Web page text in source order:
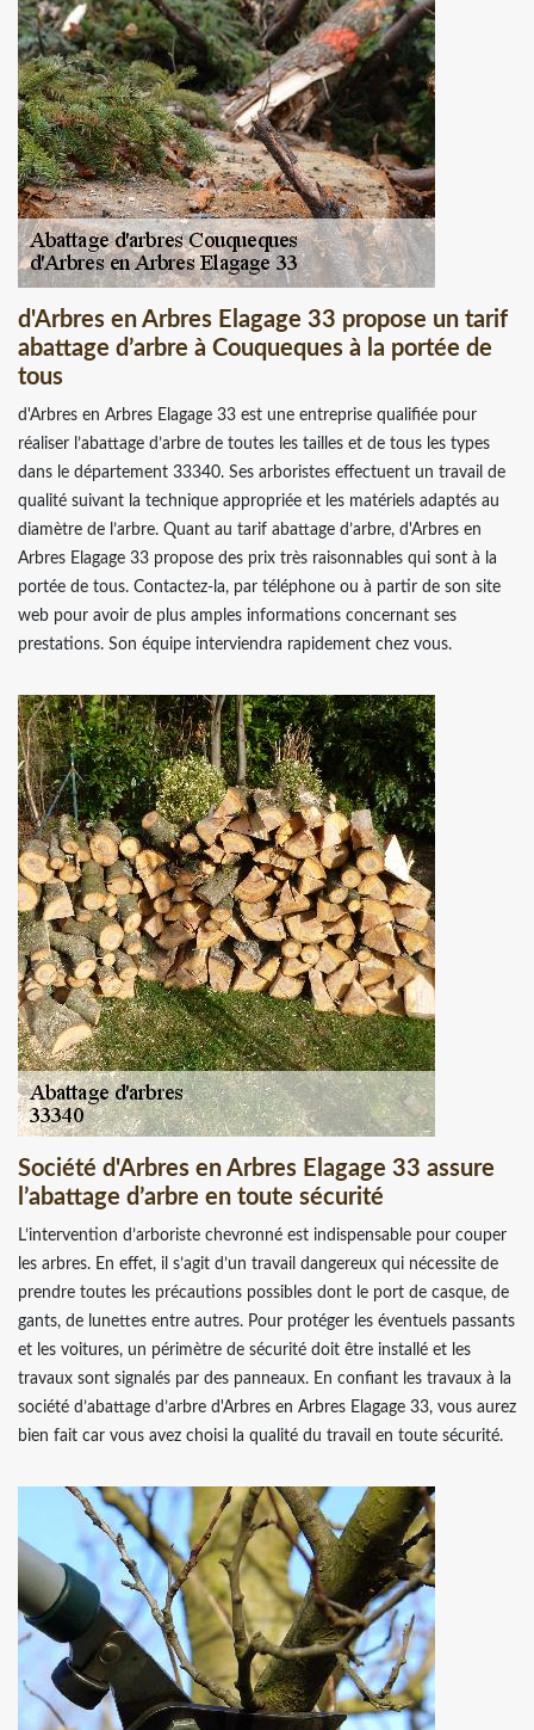
d'Arbres en Arbres Elagage 33 propose un tarif
abattage d’arbre à Couqueques à la portée de
tous
d'Arbres en Arbres Elagage 33 est une entreprise qualifiée pour
réaliser l’abattage d’arbre de toutes les tailles et de tous les types
dans le département 33340. Ses arboristes effectuent un travail de
qualité suivant la technique appropriée et les matériels adaptés au
diamètre de l’arbre. Quant au tarif abattage d’arbre, d'Arbres en
Arbres Elagage 33 propose des prix très raisonnables qui sont à la
portée de tous. Contactez-la, par téléphone ou à partir de son site
web pour avoir de plus amples informations concernant ses
prestations. Son équipe interviendra rapidement chez vous.
Société d'Arbres en Arbres Elagage 33 assure
l’abattage d’arbre en toute sécurité
L’intervention d’arboriste chevronné est indispensable pour couper
les arbres. En effet, il s’agit d’un travail dangereux qui nécessite de
prendre toutes les précautions possibles dont le port de casque, de
gants, de lunettes entre autres. Pour protéger les éventuels passants
et les voitures, un périmètre de sécurité doit être installé et les
travaux sont signalés par des panneaux. En confiant les travaux à la
société d’abattage d’arbre d'Arbres en Arbres Elagage 33, vous aurez
bien fait car vous avez choisi la qualité du travail en toute sécurité.